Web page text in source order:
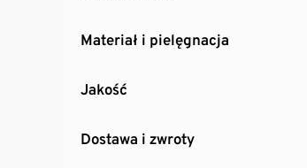
Materiał i pielęgnacja
Jakość
Dostawa i zwroty